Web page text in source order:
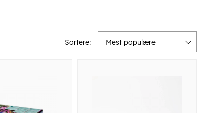
Sortere: Mest populære